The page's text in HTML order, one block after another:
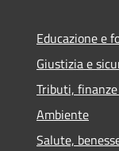
Educazione e
Giustizia e
Tributi,
Ambiente
Salute,